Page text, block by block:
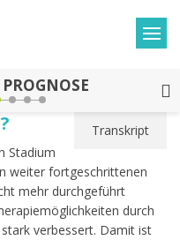
Transkript
Stadium
weiter fortgeschrittenen
mehr durchgeführt
durch
verbessert. Damit ist